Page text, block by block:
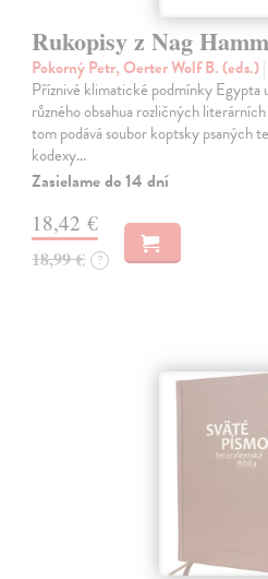
Rukopisy z Nag
Pokorný Petr, Oerter Wolf B. (eds.)
Příznivé klimatické podmínky Egypta
různého obsahua rozličných
tom podává soubor koptsky psaných
kodexy…
Zasielame do 14 dní
18,42 €
18,99 € ?